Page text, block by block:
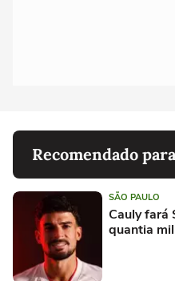
Recomendado
SÃO PAULO
Cauly fará
quantia